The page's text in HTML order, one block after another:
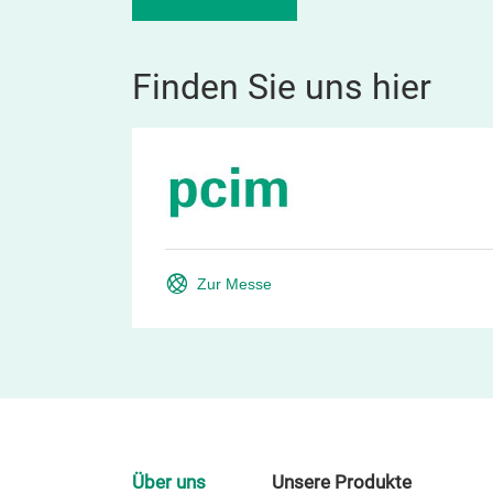
Finden Sie uns hier
Zur Messe
Über uns Unsere Produkte